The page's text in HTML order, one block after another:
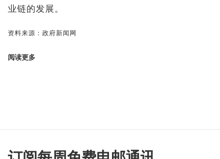
业链的发展。
资料来源：政府新闻网
阅读更多